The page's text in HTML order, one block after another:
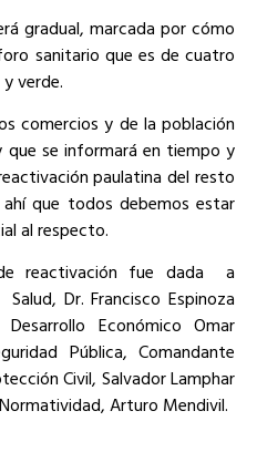
gradual, marcada por cómo
sanitario que es de cuatro
verde.
comercios y de la población
que se informará en tiempo y
paulatina del resto
que todos debemos estar
al respecto.
reactivación fue dada
a
Salud, Dr. Francisco Espinoza
Económico Omar
Pública, Comandante
Civil, Salvador Lamphar
Arturo Mendivil.